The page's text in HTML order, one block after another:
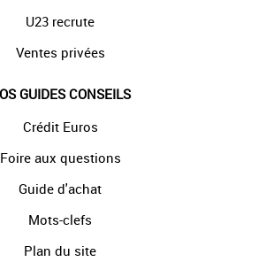
U23 recrute
Ventes privées
GUIDES CONSEILS
Crédit Euros
Foire aux questions
Guide d'achat
Mots-clefs
Plan du site